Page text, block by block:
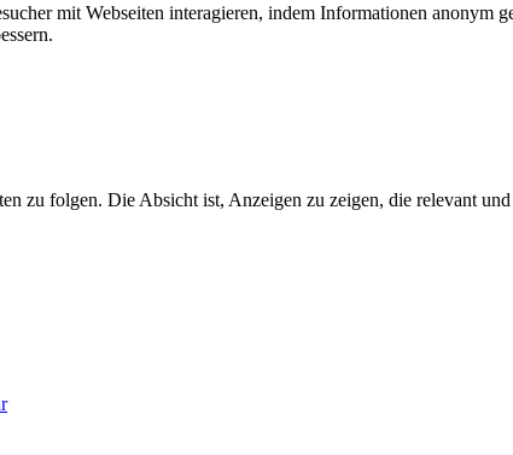
mit Webseiten interagieren, indem Informationen anonym
zu folgen. Die Absicht ist, Anzeigen zu zeigen, die relevant